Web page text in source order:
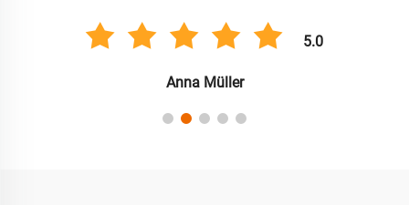
5.0
Anna Müller